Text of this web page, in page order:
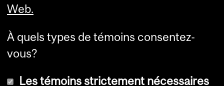
Web.
À quels types de témoins consentez-
vous?
Les témoins strictement nécessaires